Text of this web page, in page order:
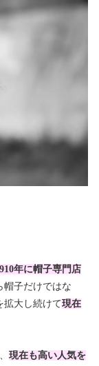
年に帽子専門店
帽子だけではな
拡大し続けて現在
現在も高い人気を